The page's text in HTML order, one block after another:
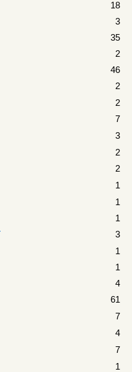
18
3
35
2
46
2
2
7
3
2
2
1
1
1
3
1
1
4
61
7
4
7
1